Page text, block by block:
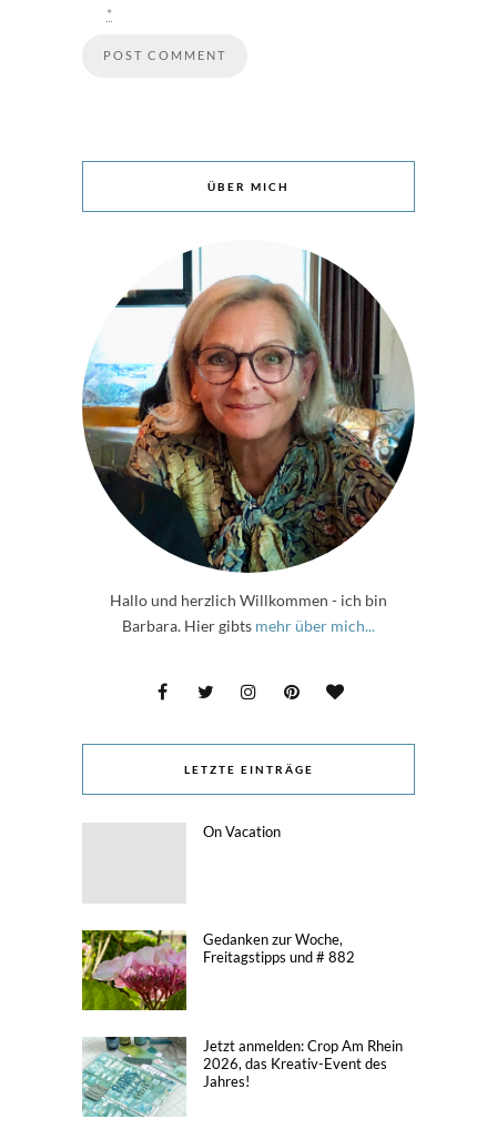
*
ÜBER MICH
Hallo und herzlich Willkommen - ich bin
Barbara. Hier gibts mehr über mich...
LETZTE EINTRÄGE
On Vacation
Gedanken zur Woche,
Freitagstipps und # 882
Jetzt anmelden: Crop Am Rhein
2026, das Kreativ-Event des
Jahres!